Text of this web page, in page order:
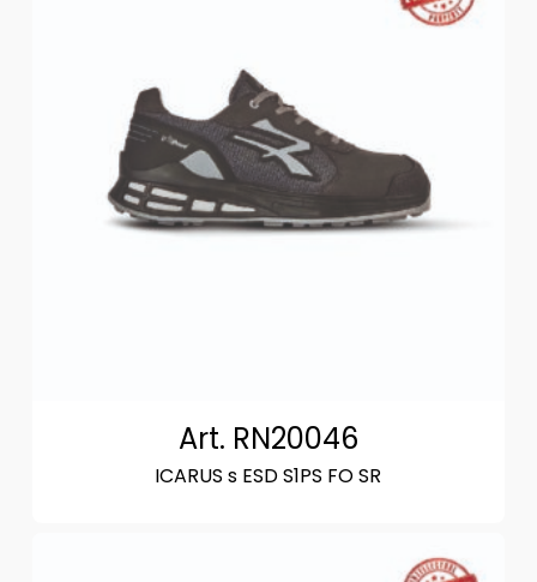
Art. RN20046
ICARUS s ESD S1PS FO SR